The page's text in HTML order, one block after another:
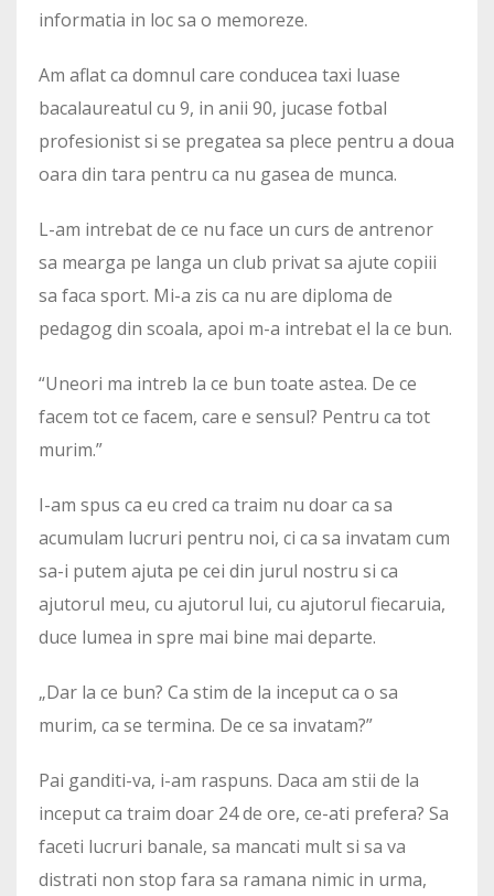
informatia in loc sa o memoreze.
Am aflat ca domnul care conducea taxi luase
bacalaureatul cu 9, in anii 90, jucase fotbal
profesionist si se pregatea sa plece pentru a doua
oara din tara pentru ca nu gasea de munca.
L-am intrebat de ce nu face un curs de antrenor
sa mearga pe langa un club privat sa ajute copiii
sa faca sport. Mi-a zis ca nu are diploma de
pedagog din scoala, apoi m-a intrebat el la ce bun.
“Uneori ma intreb la ce bun toate astea. De ce
facem tot ce facem, care e sensul? Pentru ca tot
murim.”
I-am spus ca eu cred ca traim nu doar ca sa
acumulam lucruri pentru noi, ci ca sa invatam cum
sa-i putem ajuta pe cei din jurul nostru si ca
ajutorul meu, cu ajutorul lui, cu ajutorul fiecaruia,
duce lumea in spre mai bine mai departe.
„Dar la ce bun? Ca stim de la inceput ca o sa
murim, ca se termina. De ce sa invatam?”
Pai ganditi-va, i-am raspuns. Daca am stii de la
inceput ca traim doar 24 de ore, ce-ati prefera? Sa
faceti lucruri banale, sa mancati mult si sa va
distrati non stop fara sa ramana nimic in urma,